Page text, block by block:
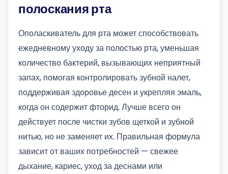
полоскания рта
Ополаскиватель для рта может способствовать
ежедневному уходу за полостью рта, уменьшая
количество бактерий, вызывающих неприятный
запах, помогая контролировать зубной налет,
поддерживая здоровье десен и укрепляя эмаль,
когда он содержит фторид. Лучше всего он
действует после чистки зубов щеткой и зубной
нитью, но не заменяет их. Правильная формула
зависит от ваших потребностей — свежее
дыхание, кариес, уход за деснами или